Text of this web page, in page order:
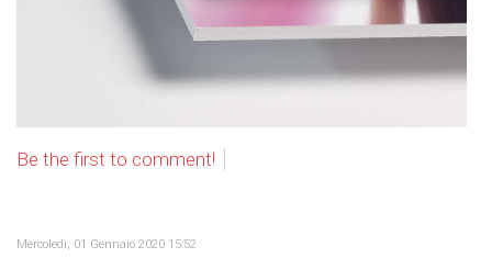
Be the first to comment!
Mercoledì, 01 Gennaio 2020 15:52